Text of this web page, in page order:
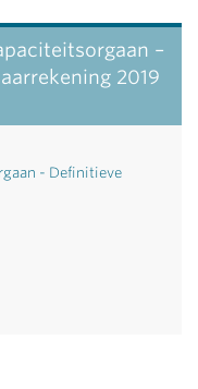
–
2019
- Definitieve